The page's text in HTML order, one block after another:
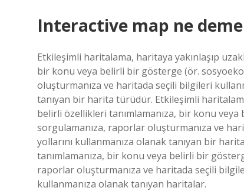
Interactive map ne
Etkileşimli haritalama, haritaya yakınlaşıp
bir konu veya belirli bir gösterge (ör.
oluşturmanıza ve haritada seçili bilgileri
tanıyan bir harita türüdür. Etkileşimli
belirli özellikleri tanımlamanıza, bir konu
sorgulamanıza, raporlar oluşturmanıza ve
yollarını kullanmanıza olanak tanıyan bir
tanımlamanıza, bir konu veya belirli bir
raporlar oluşturmanıza ve haritada seçili
kullanmanıza olanak tanıyan haritalar.